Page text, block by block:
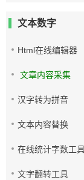
文本数字
Html在线编辑器
文章内容采集
汉字转为拼音
文本内容替换
在线统计字数工
文字翻转工具